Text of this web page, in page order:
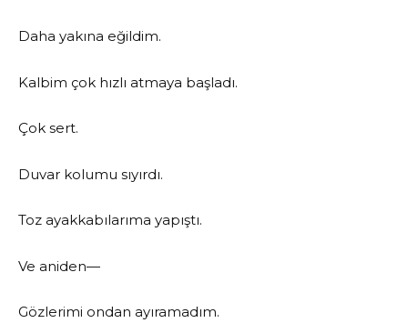
Daha yakına eğildim.
Kalbim çok hızlı atmaya başladı.
Çok sert.
Duvar kolumu sıyırdı.
Toz ayakkabılarıma yapıştı.
Ve aniden—
Gözlerimi ondan ayıramadım.